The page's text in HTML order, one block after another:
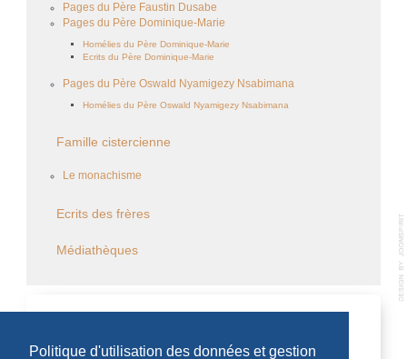
Politique d'utilisation des données et gestion
Pages du Père Faustin Dusabe
Pages du Père Dominique-Marie
Homélies du Père Dominique-Marie
Ecrits du Père Dominique-Marie
Pages du Père Oswald Nyamigezy Nsabimana
Homélies du Père Oswald Nyamigezy Nsabimana
Famille cistercienne
Le monachisme
Ecrits des frères
Médiathèques